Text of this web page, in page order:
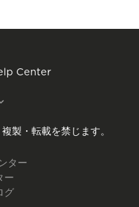
Center
製・転載を禁じます。
ター
ー
グ